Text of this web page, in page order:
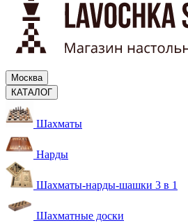
Москва
КАТАЛОГ
Шахматы
Нарды
Шахматы-нарды-шашки 3 в 1
Шахматные доски